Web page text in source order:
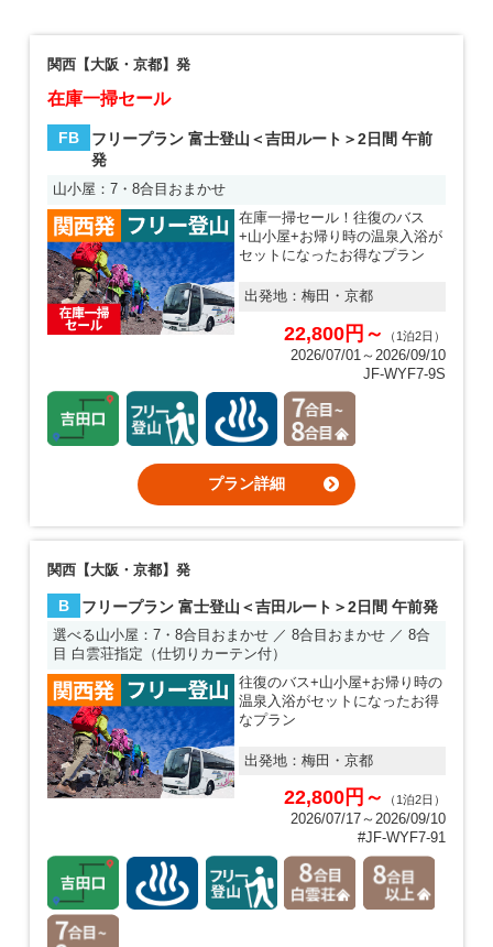
関西【大阪・京都】発
在庫一掃セール
FB
フリープラン 富士登山＜吉田ルート＞2日間 午前
発
山小屋：7・8合目おまかせ
在庫一掃セール！往復のバス
+山小屋+お帰り時の温泉入浴が
セットになったお得なプラン
出発地： 梅田・京都
22,800円～ （1泊2日）
2026/07/01～2026/09/10
JF-WYF7-9S
プラン詳細
関西【大阪・京都】発
B フリープラン 富士登山＜吉田ルート＞2日間 午前発
選べる山小屋：7・8合目おまかせ ／ 8合目おまかせ ／ 8合
目 白雲荘指定（仕切りカーテン付）
往復のバス+山小屋+お帰り時の
温泉入浴がセットになったお得
なプラン
出発地： 梅田・京都
22,800円～ （1泊2日）
2026/07/17～2026/09/10
#JF-WYF7-91